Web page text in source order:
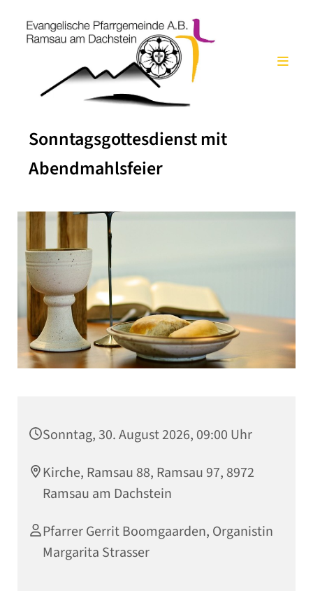
Sonntagsgottesdienst mit
Abendmahlsfeier
Sonntag, 30. August 2026, 09:00 Uhr
Kirche, Ramsau 88, Ramsau 97, 8972
Ramsau am Dachstein
Pfarrer Gerrit Boomgaarden, Organistin
Margarita Strasser